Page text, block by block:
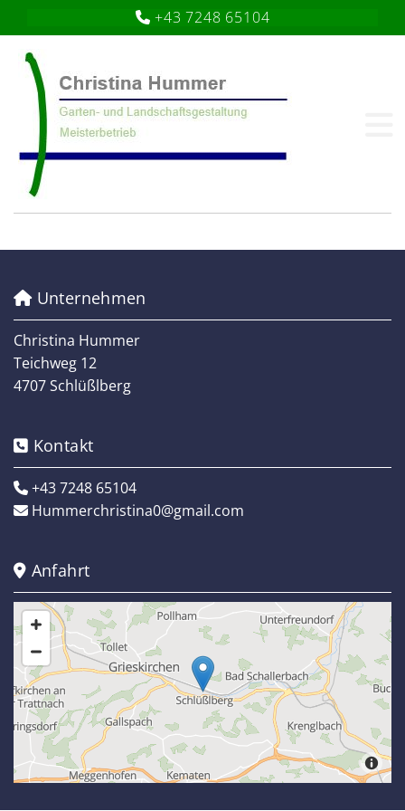
 +43 7248 65104
Unternehmen
Christina Hummer
Teichweg 12
4707 Schlüßlberg
 Kontakt
 +43 7248 65104
 Hummerchristina0@gmail.com
 Anfahrt